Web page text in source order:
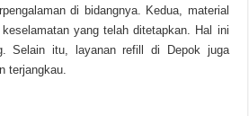
di bidangnya. Kedua, material
yang telah ditetapkan. Hal ini
Selain itu, layanan refill di Depok juga
terjangkau.